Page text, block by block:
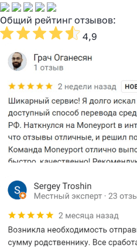
Общий рейтинг отзывов:
4,9